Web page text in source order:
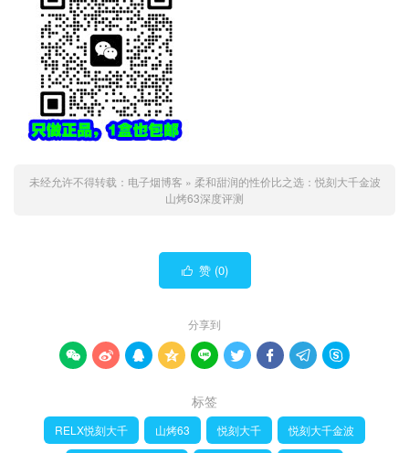
未经允许不得转载： 电子烟博客 » 柔和甜润的性价比之选：悦刻大千金波
山烤63深度评测
 赞 (0)
分享到
        
标签
RELX悦刻大千 山烤63 悦刻大千 悦刻大千金波